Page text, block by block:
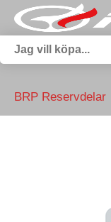
BRP Reservdelar